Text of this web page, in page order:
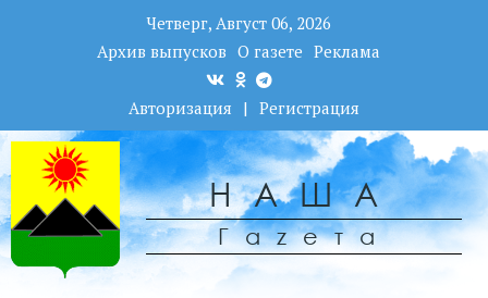
Четверг, Август 06, 2026
Архив выпусков О газете Реклама
Авторизация | Регистрация
НАША
Гаzета